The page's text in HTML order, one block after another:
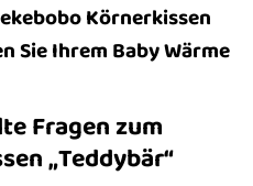
Körnerkissen
Sie Ihrem Baby Wärme
Fragen zum
„Teddybär“